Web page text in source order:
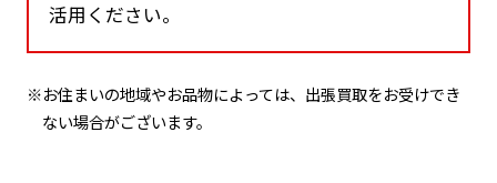
活用ください。
※お住まいの地域やお品物によっては、出張買取をお受けでき
ない場合がございます。